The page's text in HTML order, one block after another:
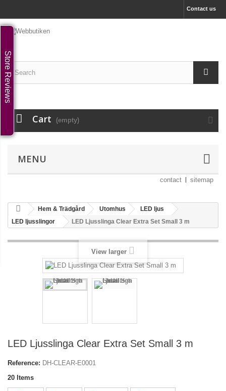
Contact us
Cart (empty)
MENU
contact sitemap
Hem & Trädgård Utomhus
LED ljus
LED ljusslingor
LED Ljusslinga Clear Extra Set Small 3 m
View larger
LED Ljusslinga Clear Extra Set Small 3 m
Reference: DH-CLEAR-E0001
20 Items
Store Reviews